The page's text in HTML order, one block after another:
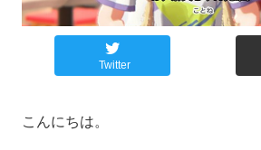
Twitter
こんにちは。